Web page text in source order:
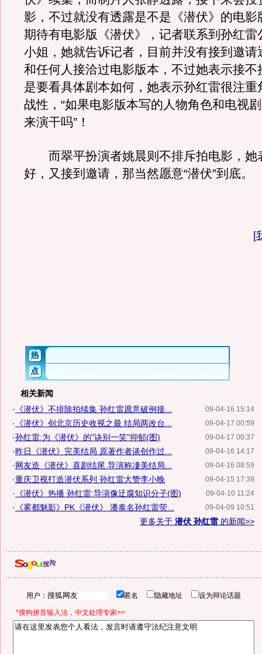
影，不过就没有透露是不是《潜伏》的电影
期待有电影版《潜伏》，记者联系到孙红雷
小姐，她就告诉记者，目前并没有接到邀请
和任何人接洽过电影版本，不过她表示接不
是要看具体剧本如何，她表示孙红雷很注重
战性，“如果电影版本写的人物角色和电视
来演干吗”！
而翠平扮演者姚晨则不排斥拍电影，她
好，又接到邀请，那当然愿意“潜伏”到底。
[
相关新闻
09-04-16 15:14
· 《潜伏》不排除拍续集 孙红雷愿意破例接...
09-04-17 00:59
· 《潜伏》创北京历史收视之最 结局两改台...
09-04-17 00:37
·孙红雷:为《潜伏》的"诀别一笑"抑郁(图)
09-04-16 14:17
·昨日《潜伏》完美结局 原著作者谈创作过...
09-04-16 08:59
·网友造《潜伏》喜剧结尾 导演称凄美结局...
09-04-15 17:39
·重庆卫视打造潜伏系列 孙红雷大赞李小晚
09-04-10 11:24
· 《潜伏》热播 孙红雷:导演像迂腐知识分子(图)
09-04-09 10:51
·
《雾都魅影》PK《潜伏》 潘泰名孙红雷荧...
更多关于 潜伏 孙红雷 的新闻>>
用户： 匿名 隐藏地址 设为辩论话题
*搜狗拼音输入法，中文处理专家>>